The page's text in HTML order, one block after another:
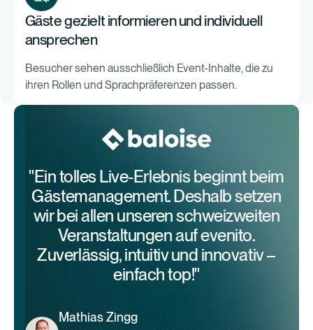
Gäste gezielt informieren und individuell
ansprechen
Besucher sehen ausschließlich Event-Inhalte, die zu
ihren Rollen und Sprachpräferenzen passen.
"Ein tolles Live-Erlebnis beginnt beim
Gästemanagement. Deshalb setzen
wir bei allen unseren schweizweiten
Veranstaltungen auf evenito.
Zuverlässig, intuitiv und innovativ –
einfach top!"
Mathias Zingg